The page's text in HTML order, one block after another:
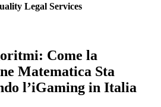
Legal Services
Come la
Matematica Sta
l’iGaming in Italia